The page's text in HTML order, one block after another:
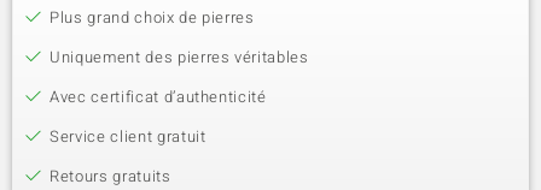
Plus grand choix de pierres
Uniquement des pierres véritables
Avec certificat d’authenticité
Service client gratuit
Retours gratuits